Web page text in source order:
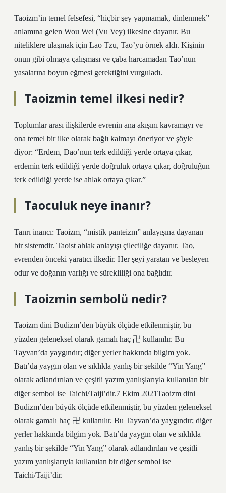
Taoizm’in temel felsefesi, “hiçbir şey yapmamak, dinlenmek”
anlamına gelen Wou Wei (Vu Vey) ilkesine dayanır. Bu
niteliklere ulaşmak için Lao Tzu, Tao’yu örnek aldı. Kişinin
onun gibi olmaya çalışması ve çaba harcamadan Tao’nun
yasalarına boyun eğmesi gerektiğini vurguladı.
Taoizmin temel ilkesi nedir?
Toplumlar arası ilişkilerde evrenin ana akışını kavramayı ve
ona temel bir ilke olarak bağlı kalmayı öneriyor ve şöyle
diyor: “Erdem, Dao’nun terk edildiği yerde ortaya çıkar,
erdemin terk edildiği yerde doğruluk ortaya çıkar, doğruluğun
terk edildiği yerde ise ahlak ortaya çıkar.”
Taoculuk neye inanır?
Tanrı inancı: Taoizm, “mistik panteizm” anlayışına dayanan
bir sistemdir. Taoist ahlak anlayışı çileciliğe dayanır. Tao,
evrenden önceki yaratıcı ilkedir. Her şeyi yaratan ve besleyen
odur ve doğanın varlığı ve sürekliliği ona bağlıdır.
Taoizmin sembolü nedir?
Taoizm dini Budizm’den büyük ölçüde etkilenmiştir, bu
yüzden geleneksel olarak gamalı haç 卍 kullanılır. Bu
Tayvan’da yaygındır; diğer yerler hakkında bilgim yok.
Batı’da yaygın olan ve sıklıkla yanlış bir şekilde “Yin Yang”
olarak adlandırılan ve çeşitli yazım yanlışlarıyla kullanılan bir
diğer sembol ise Taichi/Taiji’dir.7 Ekim 2021Taoizm dini
Budizm’den büyük ölçüde etkilenmiştir, bu yüzden geleneksel
olarak gamalı haç 卍 kullanılır. Bu Tayvan’da yaygındır; diğer
yerler hakkında bilgim yok. Batı’da yaygın olan ve sıklıkla
yanlış bir şekilde “Yin Yang” olarak adlandırılan ve çeşitli
yazım yanlışlarıyla kullanılan bir diğer sembol ise
Taichi/Taiji’dir.